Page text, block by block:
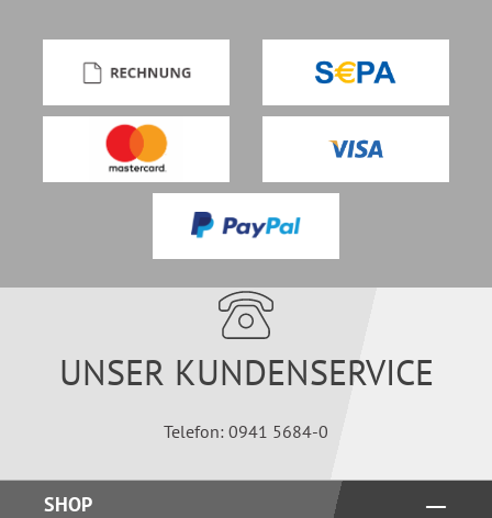
UNSER KUNDENSERVICE
Telefon: 0941 5684-0
SHOP